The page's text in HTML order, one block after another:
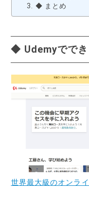
◆ まとめ
◆ Udemyででき
世界最大級のオンラ